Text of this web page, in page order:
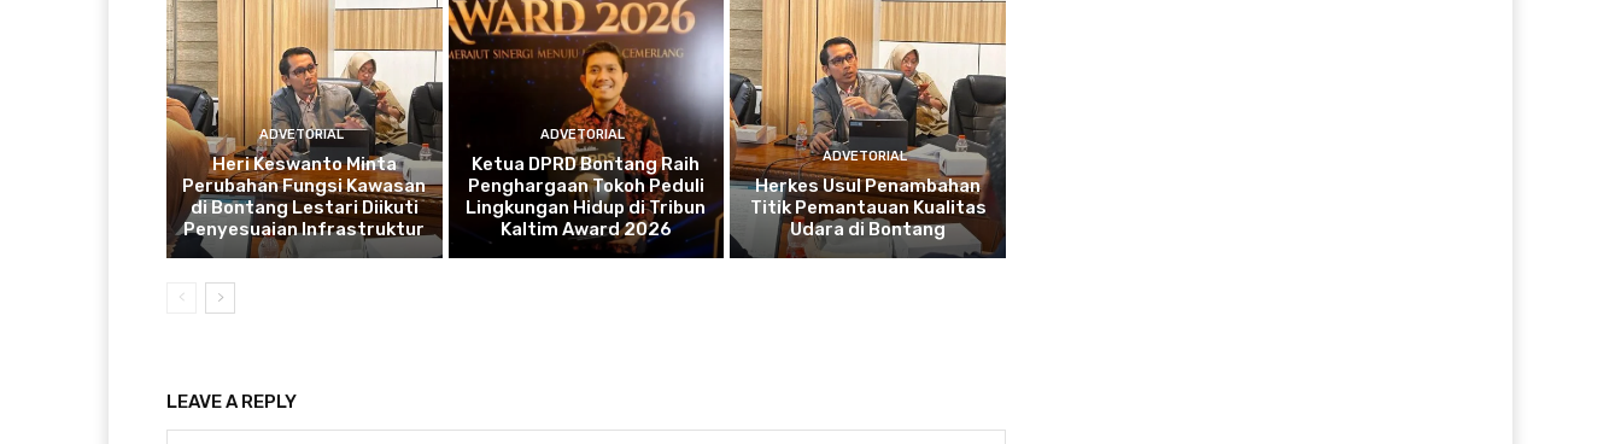
ADVETORIAL
Heri Keswanto Minta
Perubahan Fungsi Kawasan
di Bontang Lestari Diikuti
Penyesuaian Infrastruktur
ADVETORIAL
Ketua DPRD Bontang Raih
Penghargaan Tokoh Peduli
Lingkungan Hidup di Tribun
Kaltim Award 2026
ADVETORIAL
Herkes Usul Penambahan
Titik Pemantauan Kualitas
Udara di Bontang
LEAVE A REPLY